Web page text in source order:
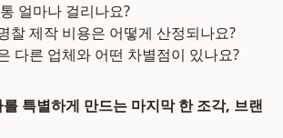
얼마나 걸리나요?
찰 제작 비용은 어떻게 산정되나요?
다른 업체와 어떤 차별점이 있나요?
특별하게 만드는 마지막 한 조각, 브랜